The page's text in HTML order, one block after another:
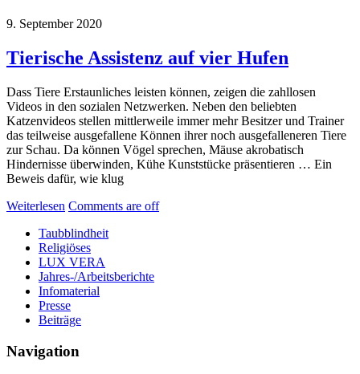
9. September 2020
Tierische Assistenz auf vier Hufen
Dass Tiere Erstaunliches leisten können, zeigen die zahllosen
Videos in den sozialen Netzwerken. Neben den beliebten
Katzenvideos stellen mittlerweile immer mehr Besitzer und Trainer
das teilweise ausgefallene Können ihrer noch ausgefalleneren Tiere
zur Schau. Da können Vögel sprechen, Mäuse akrobatisch
Hindernisse überwinden, Kühe Kunststücke präsentieren … Ein
Beweis dafür, wie klug
Weiterlesen Comments are off
Taubblindheit
Religiöses
LUX VERA
Jahres-/​Arbeitsberichte
Infomaterial
Presse
Beiträge
Navigation